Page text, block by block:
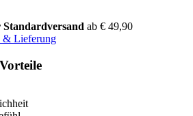
Standardversand ab € 49,90
& Lieferung